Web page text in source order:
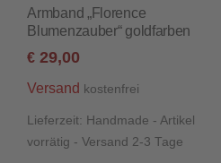
Armband „Florence
Blumenzauber“ goldfarben
€ 29,00
Versand kostenfrei
Lieferzeit: Handmade - Artikel
vorrätig - Versand 2-3 Tage